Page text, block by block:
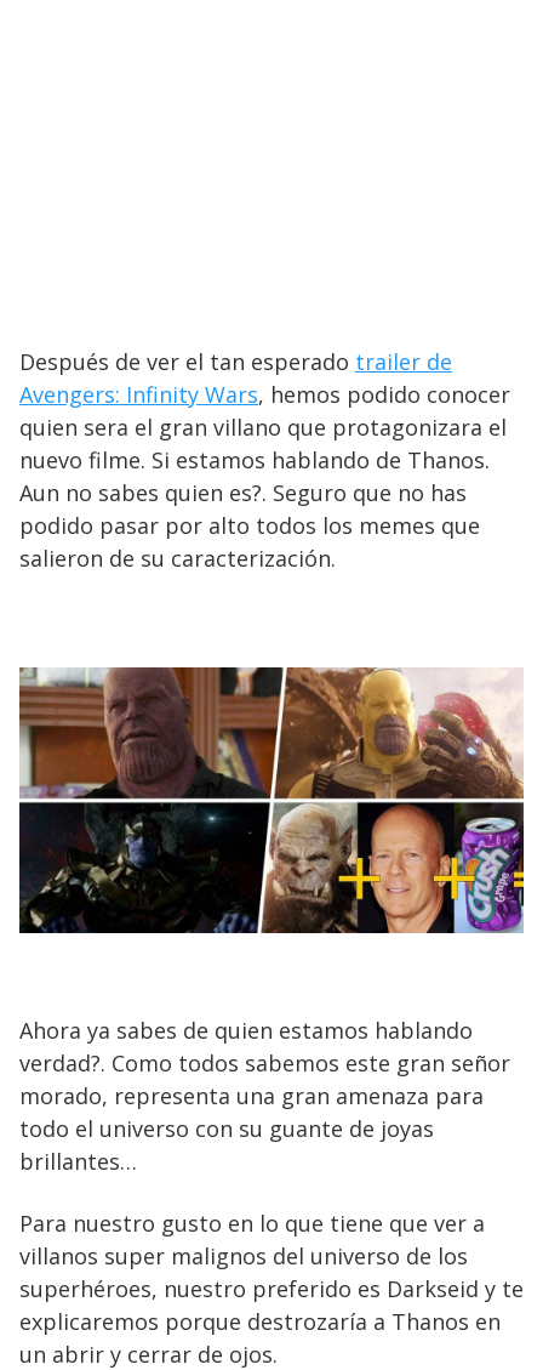
Después de ver el tan esperado trailer de
Avengers: Infinity Wars, hemos podido conocer
quien sera el gran villano que protagonizara el
nuevo filme. Si estamos hablando de Thanos.
Aun no sabes quien es?. Seguro que no has
podido pasar por alto todos los memes que
salieron de su caracterización.
Ahora ya sabes de quien estamos hablando
verdad?. Como todos sabemos este gran señor
morado, representa una gran amenaza para
todo el universo con su guante de joyas
brillantes…
Para nuestro gusto en lo que tiene que ver a
villanos super malignos del universo de los
superhéroes, nuestro preferido es Darkseid y te
explicaremos porque destrozaría a Thanos en
un abrir y cerrar de ojos.